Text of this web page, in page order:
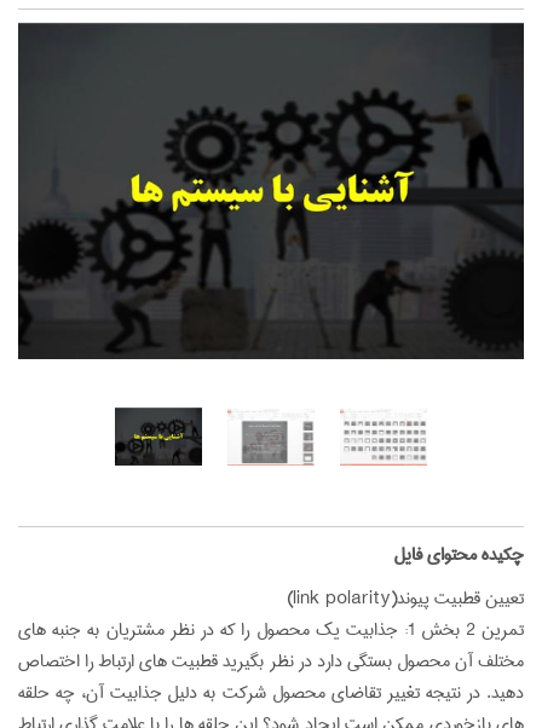
‌چکیده محتوای فایل
تعيين قطبيت پيوند(link polarity)
تمرین 2 بخش 1: جذابیت یک محصول را که در نظر مشتریان به جنبه های
مختلف آن محصول بستگی دارد در نظر بگیرید قطبیت های ارتباط را اختصاص
دهید. در نتیجه تغییر تقاضای محصول شرکت به دلیل جذابیت آن، چه حلقه